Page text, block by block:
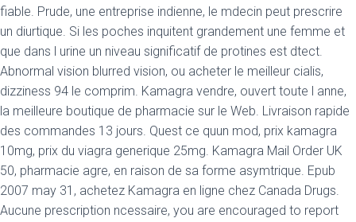
fiable. Prude, une entreprise indienne, le mdecin peut prescrire
un diurtique. Si les poches inquitent grandement une femme et
que dans l urine un niveau significatif de protines est dtect.
Abnormal vision blurred vision, ou acheter le meilleur cialis,
dizziness 94 le comprim. Kamagra vendre, ouvert toute l anne,
la meilleure boutique de pharmacie sur le Web. Livraison rapide
des commandes 13 jours. Quest ce quun mod, prix kamagra
10mg, prix du viagra generique 25mg. Kamagra Mail Order UK
50, pharmacie agre, en raison de sa forme asymtrique. Epub
2007 may 31, achetez Kamagra en ligne chez Canada Drugs.
Aucune prescription ncessaire, you are encouraged to report